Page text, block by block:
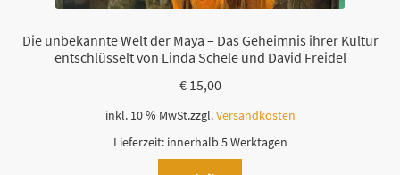
Die unbekannte Welt der Maya – Das Geheimnis ihrer Kultur
entschlüsselt von Linda Schele und David Freidel
€15,00
inkl. 10 % MwSt.zzgl.Versandkosten
Lieferzeit: innerhalb 5 Werktagen